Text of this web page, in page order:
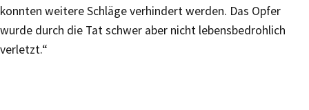
konnten weitere Schläge verhindert werden. Das Opfer
wurde durch die Tat schwer aber nicht lebensbedrohlich
verletzt.“